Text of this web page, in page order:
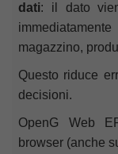
dati: il dato
magazzino,
Questo riduce
decisioni.
OpenG Web
browser (anche